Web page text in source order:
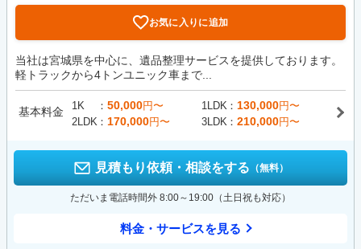
お気に入りに追加
当社は宮城県を中心に、遺品整理サービスを提供しております。
軽トラックから4トンユニック車まで...
基本料金 1K 50,000円〜 1LDK 130,000円〜
2LDK
170,000円〜 3LDK 210,000円〜
見積もり依頼・相談をする （無料）
ただいま電話時間外 8:00～19:00（土日祝も対応）
料金・サービスを見る